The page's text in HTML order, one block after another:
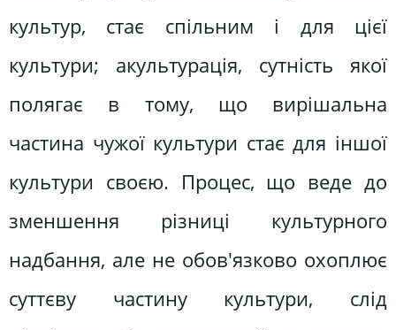
культур, стає спільним і для цієї
культури; акультурація, сутність якої
полягає в тому, що вирішальна
частина чужої культури стає для іншої
культури своєю. Процес, що веде до
зменшення різниці культурного
надбання, але не обов'язково охоплює
суттєву частину культури, слід